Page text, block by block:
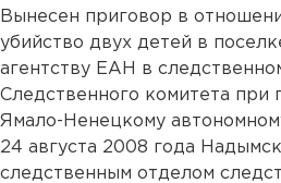
Вынесен приговор в
убийство двух детей в
агентству ЕАН в
Следственного комитета при
Ямало-Ненецкому
24 августа 2008 года
следственным отделом